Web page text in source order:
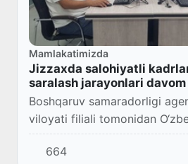
Mamlakatimizda
Jizzaxda salohiyatli
saralash jarayonlari
Boshqaruv samaradorligi
viloyati filiali tomonidan
Respublikasi Prezidentining
iyundagi “Davlat fuqarolik
664